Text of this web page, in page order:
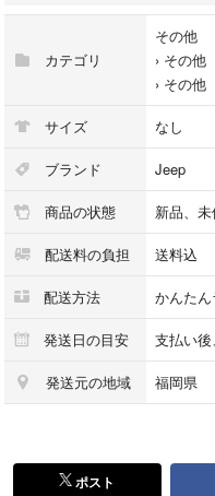
カテゴリ
その他
› その他
› その他
サイズ なし
ブランド Jeep
商品の状態 新品、
配送料の負担 送料込
配送方法 かんた
発送日の目安 支払い
発送元の地域 福岡県
ポスト